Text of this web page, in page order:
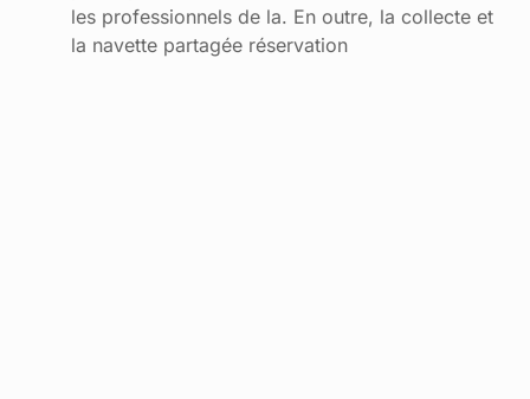
les professionnels de la. En outre, la collecte et
la navette partagée réservation